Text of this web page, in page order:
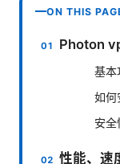
ON THIS
Photon
基本
如何
安全
性能、速